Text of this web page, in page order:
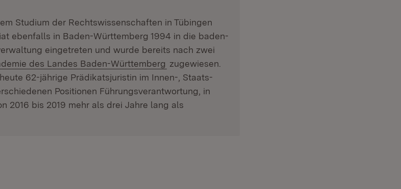
Studium der Rechtswissenschaften in Tübingen
ebenfalls in Baden-Württemberg 1994 in die baden-
eingetreten und wurde bereits nach zwei
des Landes Baden-Württemberg (Öffnet in neuem Fenster)
zugewiesen.
62-jährige Prädikatsjuristin im Innen-, Staats-
Positionen Führungsverantwortung, in
2016 bis 2019 mehr als drei Jahre lang als